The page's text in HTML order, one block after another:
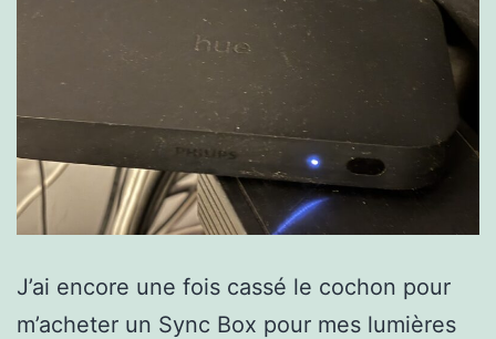
J’ai encore une fois cassé le cochon pour
m’acheter un Sync Box pour mes lumières